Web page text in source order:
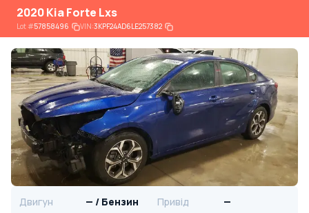
2020 Kia Forte Lxs
Lot#57858496 VIN:3KPF24AD6LE257382
Двигун — / Бензин Привід —